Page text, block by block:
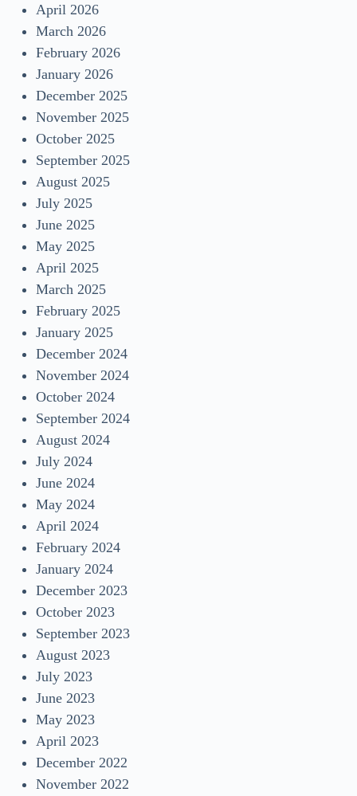
April 2026
March 2026
February 2026
January 2026
December 2025
November 2025
October 2025
September 2025
August 2025
July 2025
June 2025
May 2025
April 2025
March 2025
February 2025
January 2025
December 2024
November 2024
October 2024
September 2024
August 2024
July 2024
June 2024
May 2024
April 2024
February 2024
January 2024
December 2023
October 2023
September 2023
August 2023
July 2023
June 2023
May 2023
April 2023
December 2022
November 2022